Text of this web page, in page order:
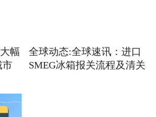
幅
市
全球动态:全球速讯：进口
SMEG冰箱报关流程及清关